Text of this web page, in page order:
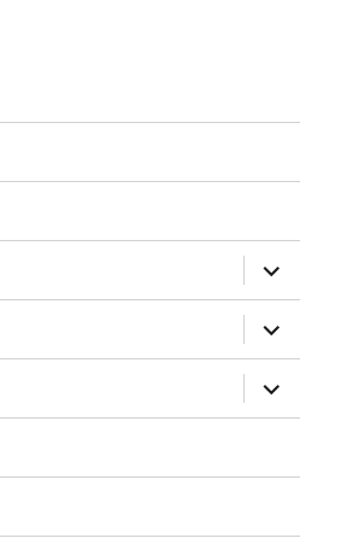
위
메
확
장
위
메
확
장
위
메
장